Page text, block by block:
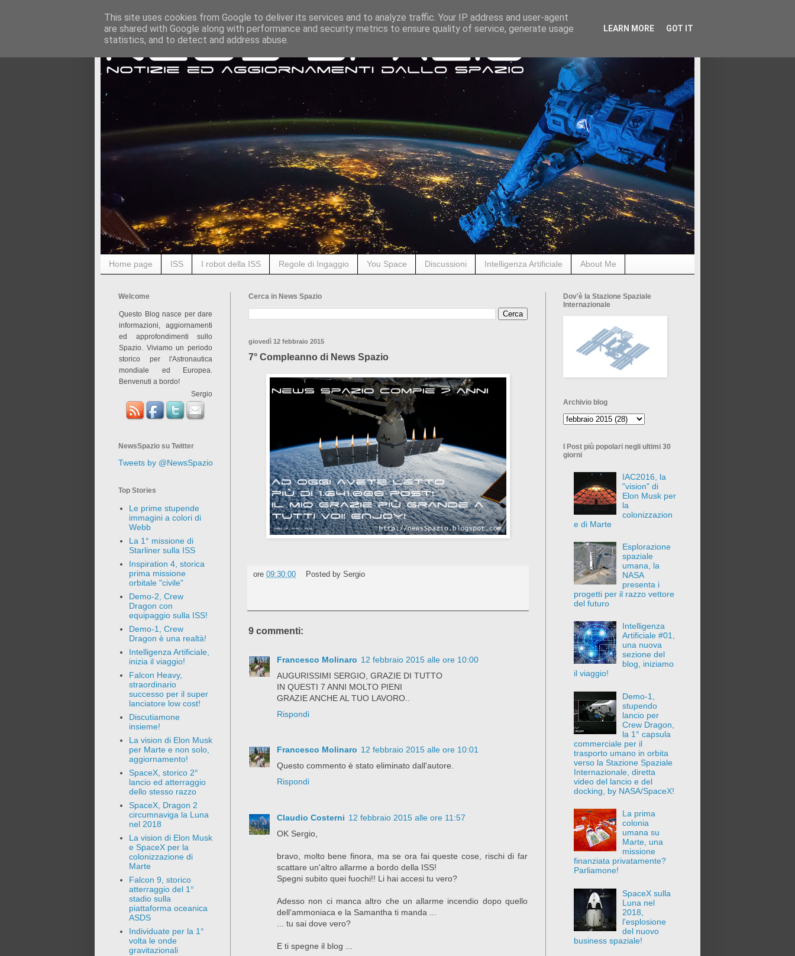
Home page ISS I robot della ISS Regole di Ingaggio You Space Discussioni Intelligenza Artificiale About Me
Cerca in News Spazio
giovedì 12 febbraio 2015
7° Compleanno di News Spazio
ore 09:30:00 Posted by Sergio
9 commenti:
Francesco Molinaro 12 febbraio 2015 alle ore 10:00
AUGURISSIMI SERGIO, GRAZIE DI TUTTO
IN QUESTI 7 ANNI MOLTO PIENI
GRAZIE ANCHE AL TUO LAVORO..
Rispondi
Francesco Molinaro 12 febbraio 2015 alle ore 10:01
Questo commento è stato eliminato dall'autore.
Rispondi
Claudio Costerni 12 febbraio 2015 alle ore 11:57
OK Sergio,
bravo, molto bene finora, ma se ora fai queste cose, rischi di far
scattare un'altro allarme a bordo della ISS!
Spegni subito quei fuochi!! Li hai accesi tu vero?
Adesso non ci manca altro che un allarme incendio dopo quello
dell'ammoniaca e la Samantha ti manda ...
... tu sai dove vero?
E ti spegne il blog ...
Welcome
Questo Blog nasce per dare
informazioni, aggiornamenti
ed approfondimenti sullo
Spazio. Viviamo un periodo
storico per l'Astronautica
mondiale ed Europea.
Benvenuti a bordo!
Sergio
NewsSpazio su Twitter
Tweets by @NewsSpazio
Top Stories
Le prime stupende
immagini a colori di
Webb
La 1° missione di
Starliner sulla ISS
Inspiration 4, storica
prima missione
orbitale "civile"
Demo-2, Crew
Dragon con
equipaggio sulla ISS!
Demo-1, Crew
Dragon è una realtà!
Intelligenza Artificiale,
inizia il viaggio!
Falcon Heavy,
straordinario
successo per il super
lanciatore low cost!
Discutiamone
insieme!
La vision di Elon Musk
per Marte e non solo,
aggiornamento!
SpaceX, storico 2°
lancio ed atterraggio
dello stesso razzo
SpaceX, Dragon 2
circumnaviga la Luna
nel 2018
La vision di Elon Musk
e SpaceX per la
colonizzazione di
Marte
Falcon 9, storico
atterraggio del 1°
stadio sulla
piattaforma oceanica
ASDS
Individuate per la 1°
volta le onde
gravitazionali
Dov'è la Stazione Spaziale
Internazionale
Archivio blog
I Post più popolari negli ultimi 30
giorni
IAC2016, la
"vision" di
Elon Musk per
la
colonizzazion
e di Marte
Esplorazione
spaziale
umana, la
NASA
presenta i
progetti per il razzo vettore
del futuro
Intelligenza
Artificiale #01,
una nuova
sezione del
blog, iniziamo
il viaggio!
Demo-1,
stupendo
lancio per
Crew Dragon,
la 1° capsula
commerciale per il
trasporto umano in orbita
verso la Stazione Spaziale
Internazionale, diretta
video del lancio e del
docking, by NASA/SpaceX!
La prima
colonia
umana su
Marte, una
missione
finanziata privatamente?
Parliamone!
SpaceX sulla
Luna nel
2018,
l'esplosione
del nuovo
business spaziale!
This site uses cookies from Google to deliver its services and to analyze traffic. Your IP address and user-agent
are shared with Google along with performance and security metrics to ensure quality of service, generate usage
statistics, and to detect and address abuse.
LEARN MORE GOT IT